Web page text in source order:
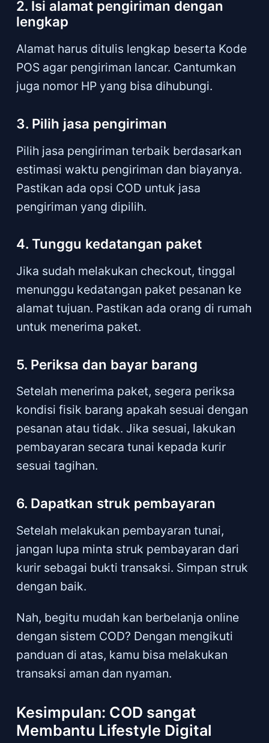
2. Isi alamat pengiriman dengan
lengkap
Alamat harus ditulis lengkap beserta Kode
POS agar pengiriman lancar. Cantumkan
juga nomor HP yang bisa dihubungi.
3. Pilih jasa pengiriman
Pilih jasa pengiriman terbaik berdasarkan
estimasi waktu pengiriman dan biayanya.
Pastikan ada opsi COD untuk jasa
pengiriman yang dipilih.
4. Tunggu kedatangan paket
Jika sudah melakukan checkout, tinggal
menunggu kedatangan paket pesanan ke
alamat tujuan. Pastikan ada orang di rumah
untuk menerima paket.
5. Periksa dan bayar barang
Setelah menerima paket, segera periksa
kondisi fisik barang apakah sesuai dengan
pesanan atau tidak. Jika sesuai, lakukan
pembayaran secara tunai kepada kurir
sesuai tagihan.
6. Dapatkan struk pembayaran
Setelah melakukan pembayaran tunai,
jangan lupa minta struk pembayaran dari
kurir sebagai bukti transaksi. Simpan struk
dengan baik.
Nah, begitu mudah kan berbelanja online
dengan sistem COD? Dengan mengikuti
panduan di atas, kamu bisa melakukan
transaksi aman dan nyaman.
Kesimpulan: COD sangat
Membantu Lifestyle Digital